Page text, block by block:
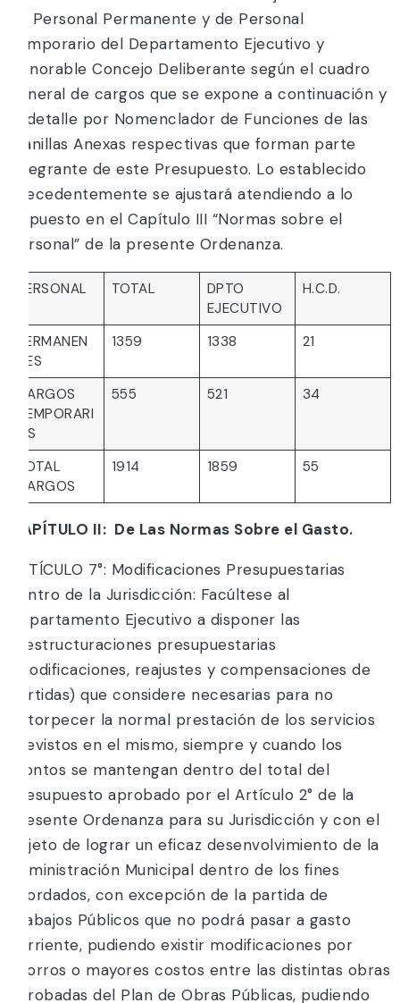
de Personal Permanente y de Personal
Temporario del Departamento Ejecutivo y
Honorable Concejo Deliberante según el cuadro
general de cargos que se expone a continuación y
al detalle por Nomenclador de Funciones de las
Planillas Anexas respectivas que forman parte
integrante de este Presupuesto. Lo establecido
precedentemente se ajustará atendiendo a lo
dispuesto en el Capítulo III “Normas sobre el
Personal” de la presente Ordenanza.
PERSONAL TOTAL
DPTO
EJECUTIVO
H.C.D.
PERMANEN
TES
1359 1338 21
CARGOS
TEMPORARI
OS
555 521 34
TOTAL
CARGOS
1914 1859 55
CAPÍTULO II: De Las Normas Sobre el Gasto.
ARTÍCULO 7°: Modificaciones Presupuestarias
dentro de la Jurisdicción: Facúltese al
Departamento Ejecutivo a disponer las
reestructuraciones presupuestarias
(modificaciones, reajustes y compensaciones de
partidas) que considere necesarias para no
entorpecer la normal prestación de los servicios
previstos en el mismo, siempre y cuando los
montos se mantengan dentro del total del
Presupuesto aprobado por el Artículo 2° de la
presente Ordenanza para su Jurisdicción y con el
objeto de lograr un eficaz desenvolvimiento de la
Administración Municipal dentro de los fines
acordados, con excepción de la partida de
Trabajos Públicos que no podrá pasar a gasto
corriente, pudiendo existir modificaciones por
ahorros o mayores costos entre las distintas obras
aprobadas del Plan de Obras Públicas, pudiendo